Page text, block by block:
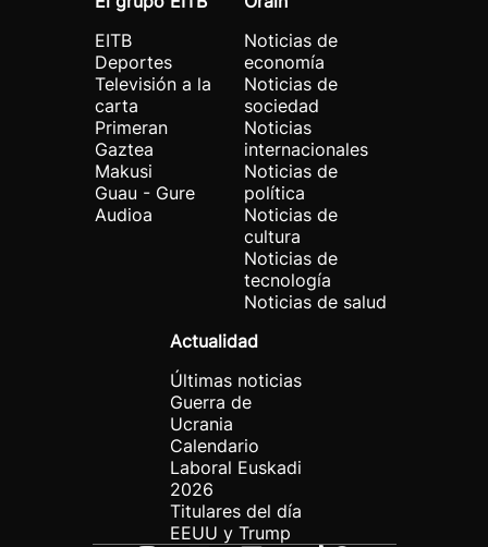
EITB
Deportes
Televisión a la
carta
Primeran
Gaztea
Makusi
Guau - Gure
Audioa
Noticias de
economía
Noticias de
sociedad
Noticias
internacionales
Noticias de
política
Noticias de
cultura
Noticias de
tecnología
Noticias de salud
Actualidad
Últimas noticias
Guerra de
Ucrania
Calendario
Laboral Euskadi
2026
Titulares del día
EEUU y Trump